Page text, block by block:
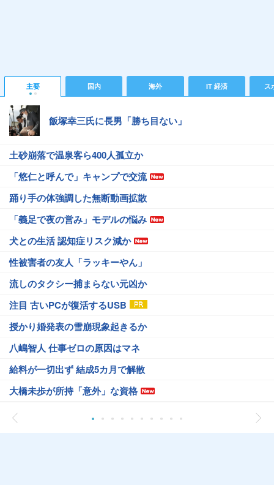
主要 国内 海外 IT 経済 ス
飯塚幸三氏に長男「勝ち目ない」
土砂崩落で温泉客ら400人孤立か
「悠仁と呼んで」キャンプで交流
踊り手の体強調した無断動画拡散
「義足で夜の営み」モデルの悩み
犬との生活 認知症リスク減か
性被害者の友人「ラッキーやん」
流しのタクシー捕まらない元凶か
注目 古いPCが復活するUSB
授かり婚発表の雪崩現象起きるか
八嶋智人 仕事ゼロの原因はマネ
給料が一切出ず 結成5カ月で解散
大橋未歩が所持「意外」な資格